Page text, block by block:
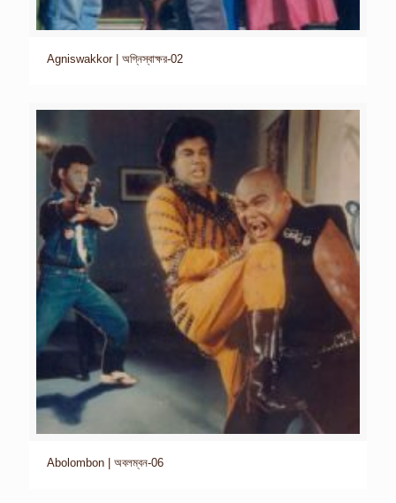
Agniswakkor | অগ্নিস্বাক্ষর-02
Abolombon | অবলম্বন-06